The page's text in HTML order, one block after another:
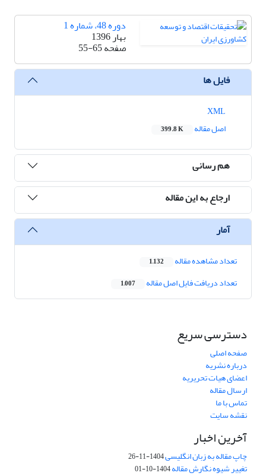
دوره 48، شماره 1
بهار 1396
صفحه55-65
فایل ها
اصل مقاله
399.8 K
هم رسانی
ارجاع به این مقاله
آمار
تعداد مشاهده مقاله 1,132
تعداد دریافت فایل اصل مقاله 1,007
دسترسی سریع
صفحه اصلی
درباره نشریه
اعضای هیات تحریریه
ارسال مقاله
تماس با ما
نقشه سایت
آخرین اخبار
چاپ مقاله به زبان انگلیسی1404-11-26
تغییر شیوه نگارش مقاله1404-10-01